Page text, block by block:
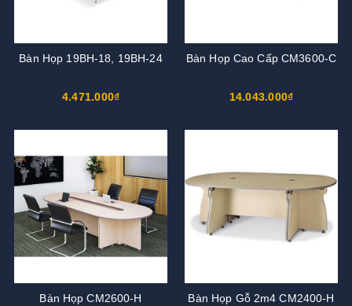
Bàn Họp 19BH-18, 19BH-24
4.471.000₫
Bàn Họp Cao Cấp CM3600-C
14.043.000₫
Bàn Họp CM2600-H Bàn Họp Gỗ 2m4 CM2400-H